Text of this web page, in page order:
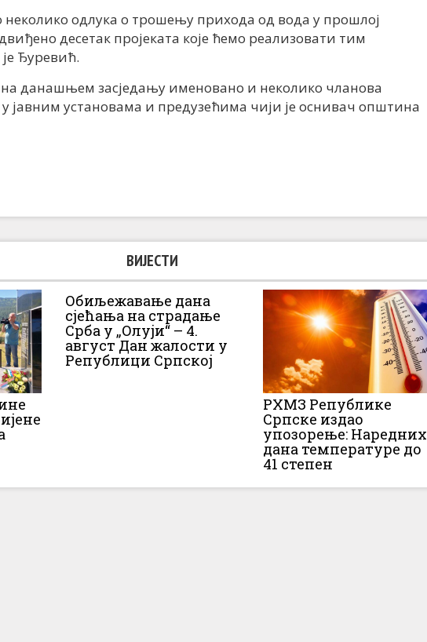
неколико одлука о трошењу прихода од вода у прошлој
десетак пројеката које ћемо реализовати тим
Ђуревић.
на данашњем засједању именовано и неколико чланова
јавним установама и предузећима чији је оснивач општина
ВИЈЕСТИ
Обиљежавање дана
сјећања на страдање
Срба у „Олуји“ – 4.
август Дан жалости у
Републици Српској
РХМЗ Републике
Српске издао
упозорење: Наредних
дана температуре до
41 степен